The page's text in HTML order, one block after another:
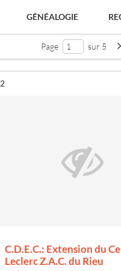
GÉNÉALOGIE
Page sur 5
Résultat n°
2
C.D.E.C.: Extension du
Leclerc Z.A.C. du Rieu